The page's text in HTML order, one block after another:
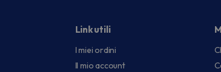
Link utili
I miei ordini
Il mio account